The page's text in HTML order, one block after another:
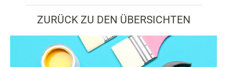
ZURÜCK ZU DEN ÜBERSICHTEN